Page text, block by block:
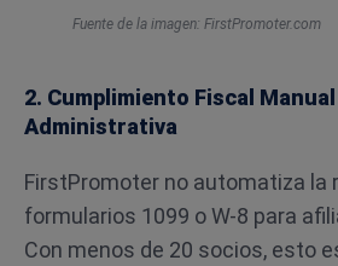
Fuente de la imagen: FirstPromoter.com
2. Cumplimiento Fiscal
Administrativa
FirstPromoter no automatiza la
formularios 1099 o W-8 para
Con menos de 20 socios, esto